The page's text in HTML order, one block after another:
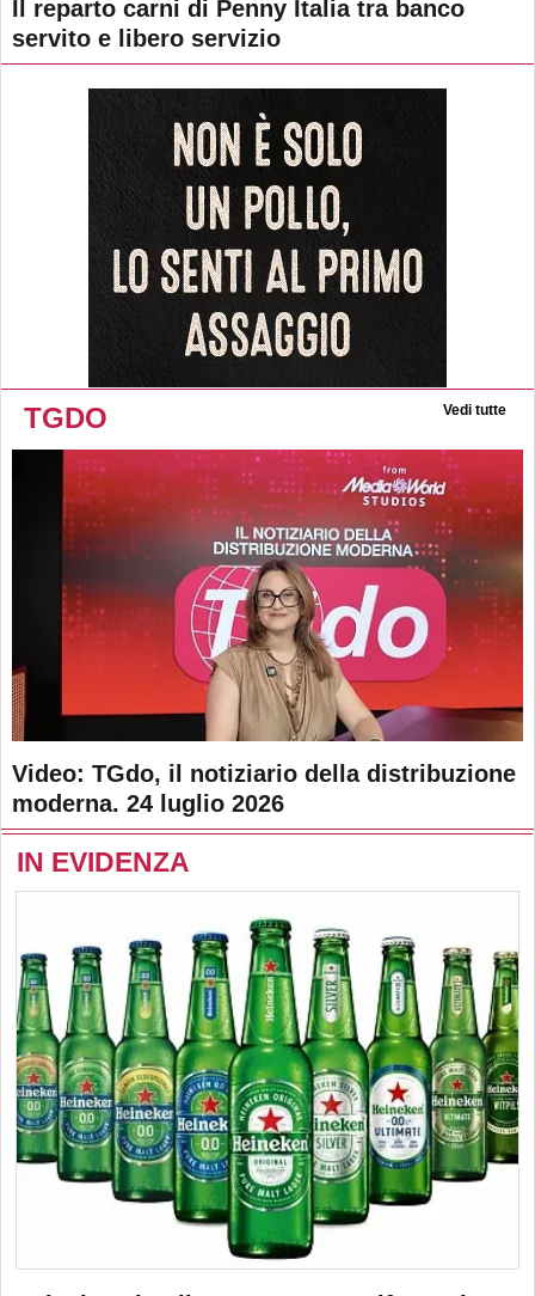
Il reparto carni di Penny Italia tra banco
servito e libero servizio
TGDO Vedi tutte
Video: TGdo, il notiziario della distribuzione
moderna. 24 luglio 2026
IN EVIDENZA